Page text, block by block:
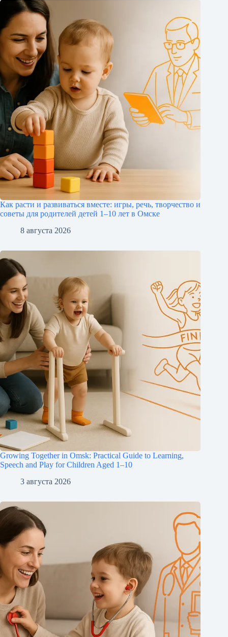
Как расти и развиваться вместе: игры, речь, творчество и
советы для родителей детей 1–10 лет в Омске
8 августа 2026
Growing Together in Omsk: Practical Guide to Learning,
Speech and Play for Children Aged 1–10
3 августа 2026